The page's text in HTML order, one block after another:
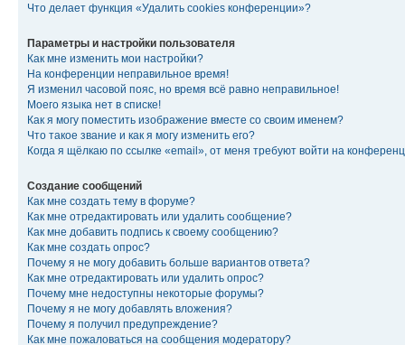
Что делает функция «Удалить cookies конференции»?
Параметры и настройки пользователя
Как мне изменить мои настройки?
На конференции неправильное время!
Я изменил часовой пояс, но время всё равно неправильное!
Моего языка нет в списке!
Как я могу поместить изображение вместе со своим именем?
Что такое звание и как я могу изменить его?
Когда я щёлкаю по ссылке «email», от меня требуют войти на
Создание сообщений
Как мне создать тему в форуме?
Как мне отредактировать или удалить сообщение?
Как мне добавить подпись к своему сообщению?
Как мне создать опрос?
Почему я не могу добавить больше вариантов ответа?
Как мне отредактировать или удалить опрос?
Почему мне недоступны некоторые форумы?
Почему я не могу добавлять вложения?
Почему я получил предупреждение?
Как мне пожаловаться на сообщения модератору?